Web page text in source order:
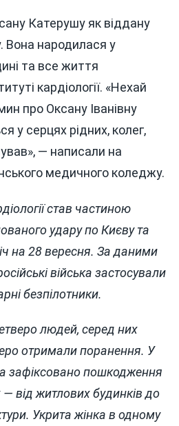
Катерушу як віддану
Вона народилася у
та все життя
кардіології. «Нехай
про Оксану Іванівну
у серцях рідних, колег,
— написали на
медичного коледжу.
став частиною
удару по Києву та
на 28 вересня. За даними
війська застосували
безпілотники.
людей, серед них
отримали поранення. У
зафіксовано пошкодження
від житлових будинків до
Укрита жінка в одному